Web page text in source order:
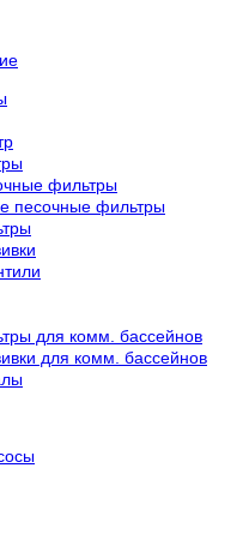
фильтры
песочные фильтры
для комм. бассейнов
для комм. бассейнов